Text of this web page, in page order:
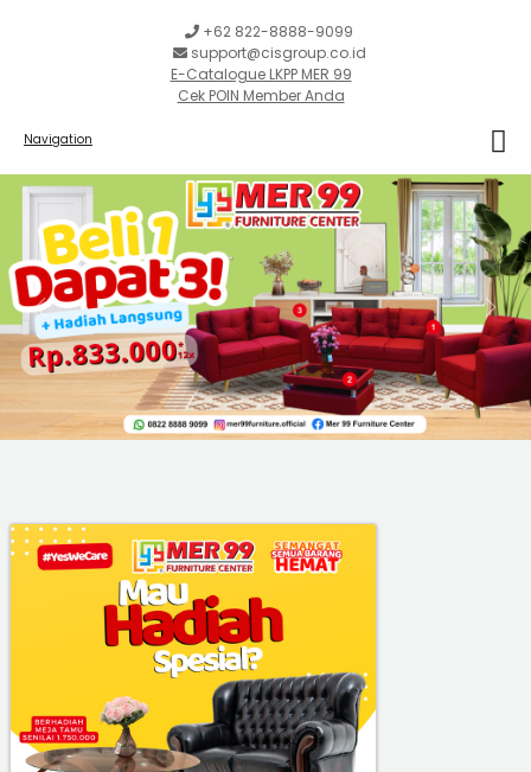
+62 822-8888-9099
support@cisgroup.co.id
E-Catalogue LKPP MER 99
Cek POIN Member Anda
Navigation
Previous Next